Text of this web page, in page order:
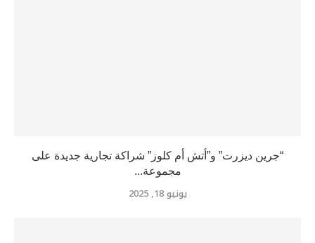
“جرين ديزرت” و”أتش أم كلوز” شراكة تجارية جديدة على
مجموعة...
يونيو 18, 2025